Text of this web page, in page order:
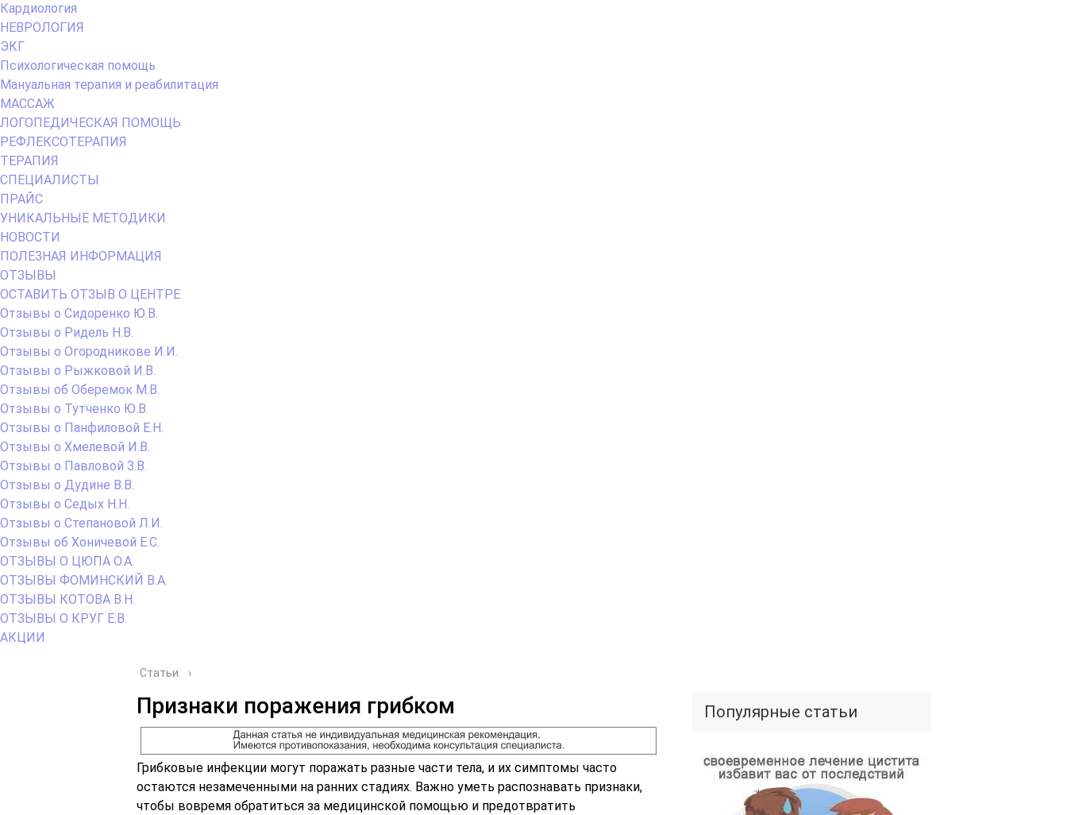
Кардиология
НЕВРОЛОГИЯ
ЭКГ
Психологическая помощь
Мануальная терапия и реабилитация
МАССАЖ
ЛОГОПЕДИЧЕСКАЯ ПОМОЩЬ
РЕФЛЕКСОТЕРАПИЯ
ТЕРАПИЯ
СПЕЦИАЛИСТЫ
ПРАЙС
УНИКАЛЬНЫЕ МЕТОДИКИ
НОВОСТИ
ПОЛЕЗНАЯ ИНФОРМАЦИЯ
ОТЗЫВЫ
ОСТАВИТЬ ОТЗЫВ О ЦЕНТРЕ
Отзывы о Сидоренко Ю.В.
Отзывы о Ридель Н.В.
Отзывы о Огородникове И.И.
Отзывы о Рыжковой И.В.
Отзывы об Оберемок М.В.
Отзывы о Тутченко Ю.В.
Отзывы о Панфиловой Е.Н.
Отзывы о Хмелевой И.В.
Отзывы о Павловой З.В.
Отзывы о Дудине В.В.
Отзывы о Седых Н.Н.
Отзывы о Степановой Л.И.
Отзывы об Хоничевой Е.С.
ОТЗЫВЫ О ЦЮПА О.А.
ОТЗЫВЫ ФОМИНСКИЙ В.А.
ОТЗЫВЫ КОТОВА В.Н.
ОТЗЫВЫ О КРУГ Е.В.
АКЦИИ
Статьи ›
Признаки поражения грибком
Грибковые инфекции могут поражать разные части тела, и их симптомы часто
остаются незамеченными на ранних стадиях. Важно уметь распознавать признаки,
чтобы вовремя обратиться за медицинской помощью и предотвратить
Популярные статьи